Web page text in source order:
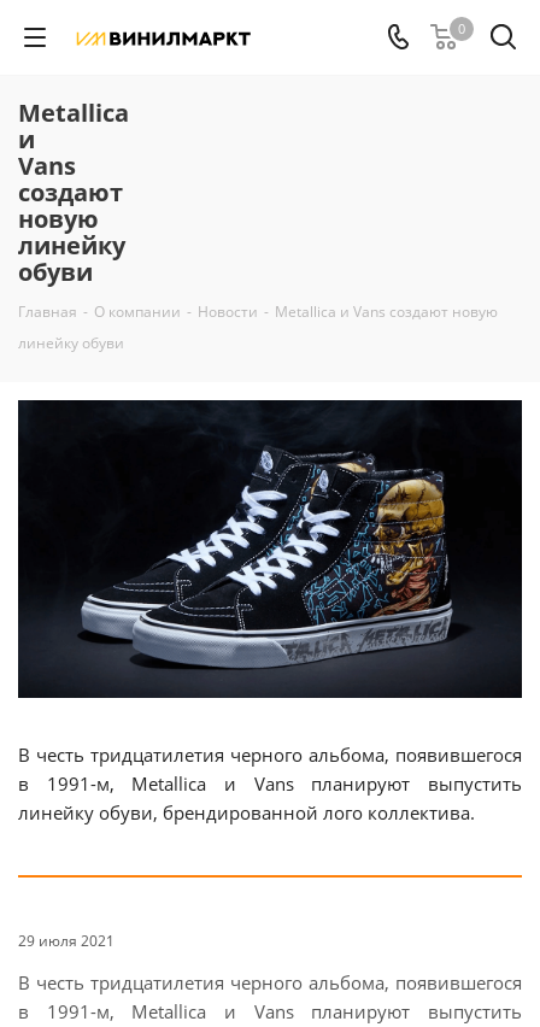
0
Metallica
и
Vans
создают
новую
линейку
обуви
Главная - О компании - Новости - Metallica и Vans создают новую
линейку обуви
В честь тридцатилетия черного альбома, появившегося
в 1991-м, Metallica и Vans планируют выпустить
линейку обуви, брендированной лого коллектива.
29 июля 2021
В честь тридцатилетия черного альбома, появившегося
в 1991-м, Metallica и Vans планируют выпустить